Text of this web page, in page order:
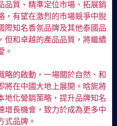
品質、精準定位市場、拓展銷
，有望在激烈的市場競爭中脫
際知名香氛品牌及其他泰國品
但和卓越的產品品質，將繼續
。
略的啟動，一場關於自然、和
將在中國大地上展開。晗旎將
地化營銷策略，提升品牌知名
增長機會，致力於成為更多中
式品牌。